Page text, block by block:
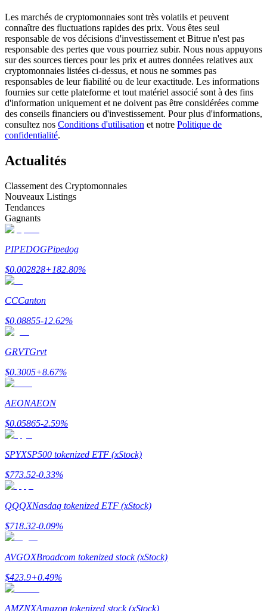
Devenez un trader de copie
Profitez du partage des bénéfices et des commissions de copy
trading
Stratégies de trading
Apprenez à rester rentable
Les marchés de cryptomonnaies sont très volatils et peuvent
connaître des fluctuations rapides des prix. Vous êtes seul
responsable de vos décisions d'investissement et Bitrue n'est pas
responsable des pertes que vous pourriez subir. Nous nous appuyons
sur des sources tierces pour les prix et autres données relatives aux
cryptomonnaies listées ci-dessus, et nous ne sommes pas
responsables de leur fiabilité ou de leur exactitude. Les informations
fournies sur cette plateforme et tout matériel associé sont à des fins
d'information uniquement et ne doivent pas être considérées comme
des conseils financiers ou d'investissement. Pour plus d'informations,
consultez nos Conditions d'utilisation et notre Politique de
confidentialité.
Actualités
Classement des Cryptomonnaies
Nouveaux Listings
Tendances
Gagnants
PIPEDOGPipedog
$0.002828+182.80%
CCCanton
$0.08855-12.62%
GRVTGrvt
$0.3005+8.67%
AEONAEON
$0.05865-2.59%
SPYXSP500 tokenized ETF (xStock)
$773.52-0.33%
QQQXNasdaq tokenized ETF (xStock)
$718.32-0.09%
AVGOXBroadcom tokenized stock (xStock)
$423.9+0.49%
AMZNXAmazon tokenized stock (xStock)